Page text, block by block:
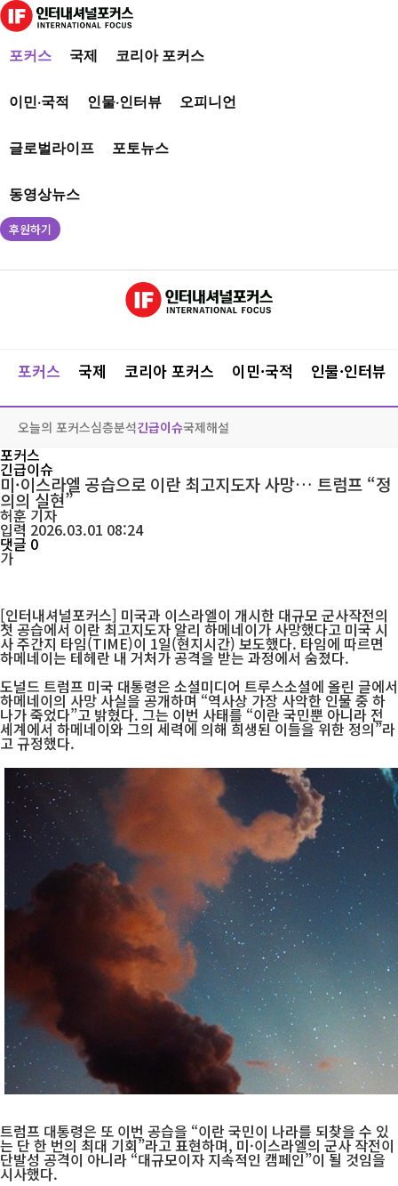
포커스 국제 코리아 포커스
이민·국적 인물·인터뷰 오피니언
글로벌라이프 포토뉴스
동영상뉴스
후원하기
포커스 국제 코리아 포커스 이민·국적 인물·인터뷰
오늘의 포커스심층분석긴급이슈국제해설
포커스
긴급이슈
미·이스라엘 공습으로 이란 최고지도자 사망… 트럼프 “정
의의 실현”
허훈기자
입력 2026.03.01 08:24
댓글 0
가
[인터내셔널포커스] 미국과 이스라엘이 개시한 대규모 군사작전의
첫 공습에서 이란 최고지도자 알리 하메네이가 사망했다고 미국 시
사 주간지 타임(TIME)이 1일(현지시간) 보도했다. 타임에 따르면
하메네이는 테헤란 내 거처가 공격을 받는 과정에서 숨졌다.
도널드 트럼프 미국 대통령은 소셜미디어 트루스소셜에 올린 글에서
하메네이의 사망 사실을 공개하며 “역사상 가장 사악한 인물 중 하
나가 죽었다”고 밝혔다. 그는 이번 사태를 “이란 국민뿐 아니라 전
세계에서 하메네이와 그의 세력에 의해 희생된 이들을 위한 정의”라
고 규정했다.
트럼프 대통령은 또 이번 공습을 “이란 국민이 나라를 되찾을 수 있
는 단 한 번의 최대 기회”라고 표현하며, 미·이스라엘의 군사 작전이
단발성 공격이 아니라 “대규모이자 지속적인 캠페인”이 될 것임을
시사했다.